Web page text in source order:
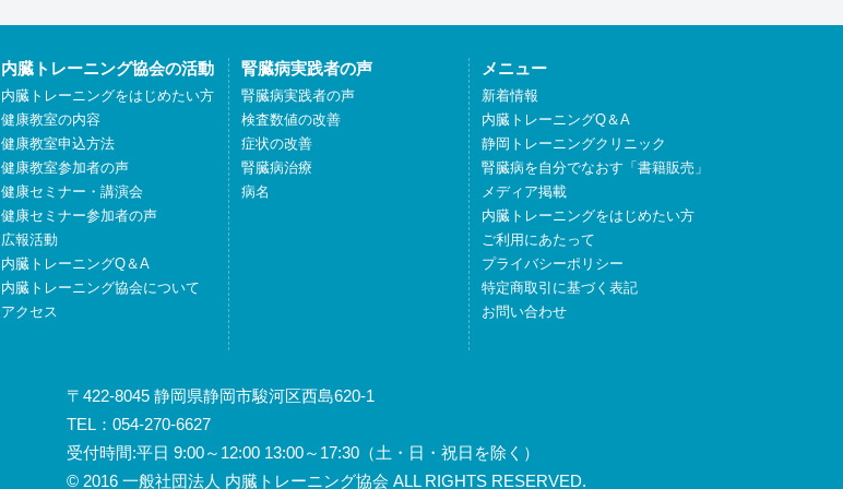
内臓トレーニング協会の活動
内臓トレーニングをはじめたい方
健康教室の内容
健康教室申込方法
健康教室参加者の声
健康セミナー・講演会
健康セミナー参加者の声
広報活動
内臓トレーニングQ＆A
内臓トレーニング協会について
アクセス
腎臓病実践者の声
腎臓病実践者の声
検査数値の改善
症状の改善
腎臓病治療
病名
メニュー
新着情報
内臓トレーニングQ＆A
静岡トレーニングクリニック
腎臓病を自分でなおす「書籍販売」
メディア掲載
内臓トレーニングをはじめたい方
ご利用にあたって
プライバシーポリシー
特定商取引に基づく表記
お問い合わせ
〒422-8045 静岡県静岡市駿河区西島620-1
TEL：054-270-6627
受付時間:平日 9:00～12:00 13:00～17:30（土・日・祝日を除く）
© 2016 一般社団法人 内臓トレーニング協会 ALL RIGHTS RESERVED.